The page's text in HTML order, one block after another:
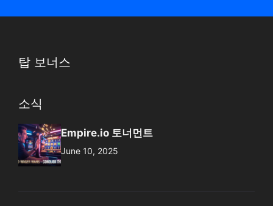
탑 보너스
소식
Empire.io 토너먼트
June 10, 2025